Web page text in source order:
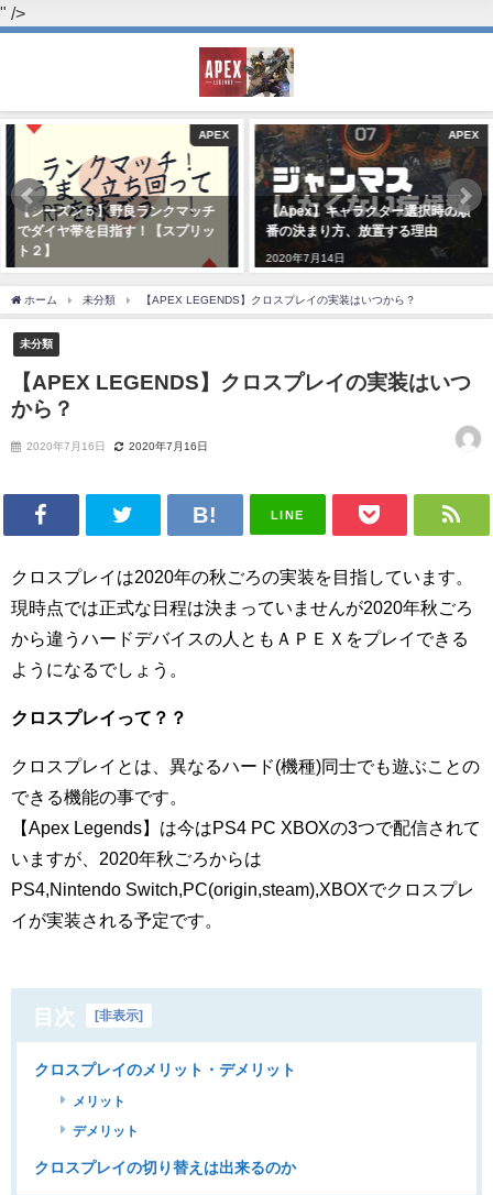
" />
APEX
【シーズン５】野良ランクマッチ
でダイヤ帯を目指す！【スプリッ
ト２】
APEX
【Apex】キャラクター選択時の順
番の決まり方、放置する理由
2020年7月14日
ホーム 未分類 【APEX LEGENDS】クロスプレイの実装はいつから？
未分類
【APEX LEGENDS】クロスプレイの実装はいつ
から？
2020年7月16日 2020年7月16日
LINE
クロスプレイは2020年の秋ごろの実装を目指しています。
現時点では正式な日程は決まっていませんが2020年秋ごろ
から違うハードデバイスの人ともＡＰＥＸをプレイできる
ようになるでしょう。
クロスプレイって？？
クロスプレイとは、異なるハード(機種)同士でも遊ぶことの
できる機能の事です。
【Apex Legends】は今はPS4 PC XBOXの3つで配信されて
いますが、2020年秋ごろからは
PS4,Nintendo Switch,PC(origin,steam),XBOXでクロスプレ
イが実装される予定です。
目次 [非表示]
クロスプレイのメリット・デメリット
メリット
デメリット
クロスプレイの切り替えは出来るのか